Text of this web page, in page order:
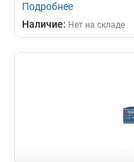
Подробнее
Наличие: Нет на складе